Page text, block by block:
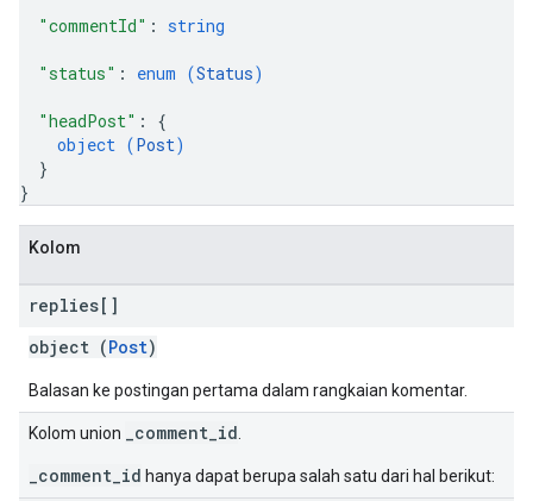
"commentId" : string
"status" : enum (Status)
"headPost" : {
object (Post)
}
}
Kolom
replies[]
object (Post)
Balasan ke postingan pertama dalam rangkaian komentar.
Kolom union _comment_id
_comment_id hanya dapat berupa salah satu dari hal berikut: